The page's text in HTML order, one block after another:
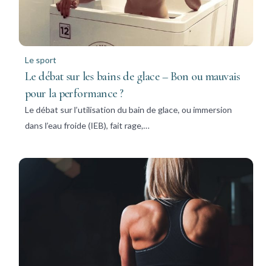
Le sport
Le débat sur les bains de glace – Bon ou mauvais
pour la performance ?
Le débat sur l’utilisation du bain de glace, ou immersion
dans l’eau froide (IEB), fait rage,…